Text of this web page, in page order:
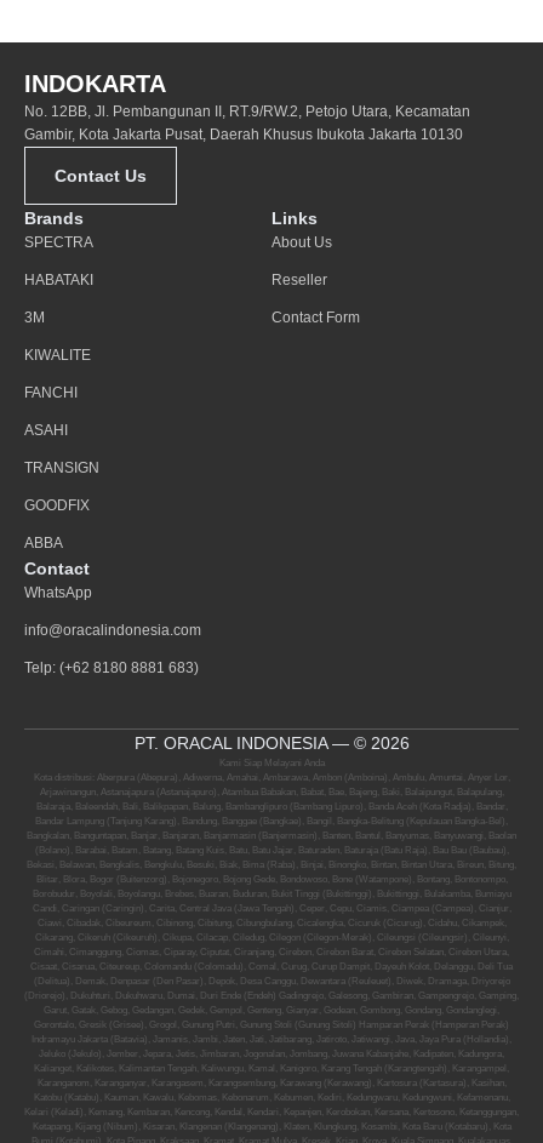
INDOKARTA
No. 12BB, Jl. Pembangunan II, RT.9/RW.2, Petojo Utara, Kecamatan
Gambir, Kota Jakarta Pusat, Daerah Khusus Ibukota Jakarta 10130
Contact Us
Brands
SPECTRA
HABATAKI
3M
KIWALITE
FANCHI
ASAHI
TRANSIGN
GOODFIX
ABBA
Links
About Us
Reseller
Contact Form
Contact
WhatsApp
info@oracalindonesia.com
Telp: (+62 8180 8881 683)
PT. ORACAL INDONESIA — © 2026
Kami Siap Melayani Anda
Kota distribusi: Aberpura (Abepura), Adiwerna, Amahai, Ambarawa, Ambon (Amboina), Ambulu, Amuntai, Anyer Lor,
Arjawinangun, Astanajapura (Astanajapuro), Atambua Babakan, Babat, Bae, Bajeng, Baki, Balaipungut, Balapulang,
Balaraja, Baleendah, Bali, Balikpapan, Balung, Bambanglipuro (Bambang Lipuro), Banda Aceh (Kota Radja), Bandar,
Bandar Lampung (Tanjung Karang), Bandung, Banggae (Bangkae), Bangil, Bangka-Belitung (Kepulauan Bangka-Bel),
Bangkalan, Banguntapan, Banjar, Banjaran, Banjarmasin (Banjermasin), Banten, Bantul, Banyumas, Banyuwangi, Baolan
(Bolano), Barabai, Batam, Batang, Batang Kuis, Batu, Batu Jajar, Baturaden, Baturaja (Batu Raja), Bau Bau (Baubau),
Bekasi, Belawan, Bengkalis, Bengkulu, Besuki, Biak, Bima (Raba), Binjai, Binongko, Bintan, Bintan Utara, Bireun, Bitung,
Blitar, Blora, Bogor (Buitenzorg), Bojonegoro, Bojong Gede, Bondowoso, Bone (Watampone), Bontang, Bontonompo,
Borobudur, Boyolali, Boyolangu, Brebes, Buaran, Buduran, Bukit Tinggi (Bukittinggi), Bukittinggi, Bulakamba, Bumiayu
Candi, Caringan (Caringin), Carita, Central Java (Jawa Tengah), Ceper, Cepu, Ciamis, Ciampea (Campea), Cianjur,
Ciawi, Cibadak, Cibeureum, Cibinong, Cibitung, Cibungbulang, Cicalengka, Cicuruk (Cicurug), Cidahu, Cikampek,
Cikarang, Cikeruh (Cikeuruh), Cikupa, Cilacap, Ciledug, Cilegon (Cilegon-Merak), Cileungsi (Cileungsir), Cileunyi,
Cimahi, Cimanggung, Ciomas, Ciparay, Ciputat, Ciranjang, Cirebon, Cirebon Barat, Cirebon Selatan, Cirebon Utara,
Cisaat, Cisarua, Citeureup, Colomandu (Colomadu), Comal, Curug, Curup Dampit, Dayeuh Kolot, Delanggu, Deli Tua
(Delitua), Demak, Denpasar (Den Pasar), Depok, Desa Canggu, Dewantara (Reuleuet), Diwek, Dramaga, Driyorejo
(Driorejo), Dukuhturi, Dukuhwaru, Dumai, Duri Ende (Endeh) Gadingrejo, Galesong, Gambiran, Gampengrejo, Gamping,
Garut, Gatak, Gebog, Gedangan, Gedek, Gempol, Genteng, Gianyar, Godean, Gombong, Gondang, Gondanglegi,
Gorontalo, Gresik (Grisee), Grogol, Gunung Putri, Gunung Stoli (Gunung Sitoli) Hamparan Perak (Hamperan Perak)
Indramayu Jakarta (Batavia), Jamanis, Jambi, Jaten, Jati, Jatibarang, Jatiroto, Jatiwangi, Java, Jaya Pura (Hollandia),
Jeluko (Jekulo), Jember, Jepara, Jetis, Jimbaran, Jogonalan, Jombang, Juwana Kabanjahe, Kadipaten, Kadungora,
Kalianget, Kalikotes, Kalimantan Tengah, Kaliwungu, Kamal, Kanigoro, Karang Tengah (Karangtengah), Karangampel,
Karanganom, Karanganyar, Karangasem, Karangsembung, Karawang (Kerawang), Kartosura (Kartasura), Kasihan,
Katobu (Katabu), Kauman, Kawalu, Kebomas, Kebonarum, Kebumen, Kediri, Kedungwaru, Kedungwuni, Kefamenanu,
Kelari (Keladi), Kemang, Kembaran, Kencong, Kendal, Kendari, Kepanjen, Kerobokan, Kersana, Kertosono, Ketanggungan,
Ketapang, Kijang (Nibum), Kisaran, Klangenan (Klangenang), Klaten, Klungkung, Kosambi, Kota Baru (Kotabaru), Kota
Bumi (Kotabumi), Kota Pinang, Kraksaan, Kramat, Kramat Mulya, Kresek, Krian, Kroya, Kuala Simpang, Kualakapuas,